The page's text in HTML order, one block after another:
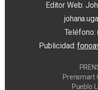
Editor Web:
Teléfono:
Publicidad:
Prensmart
Pueblo